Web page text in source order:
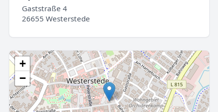
Gaststraße 4
26655 Westerstede
+
−